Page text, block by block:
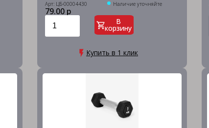
Арт: ЦБ-00004430 Наличие уточняйте
79.00 р
В
корзину
Купить в 1 клик